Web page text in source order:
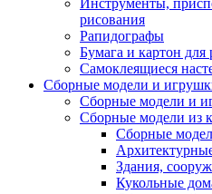
Инструменты,
рисования
Рапидографы
Бумага и картон для
Самоклеящиеся
Сборные модели и
Сборные модели и
Сборные модели из
Сборные
Здания,
Кукольные